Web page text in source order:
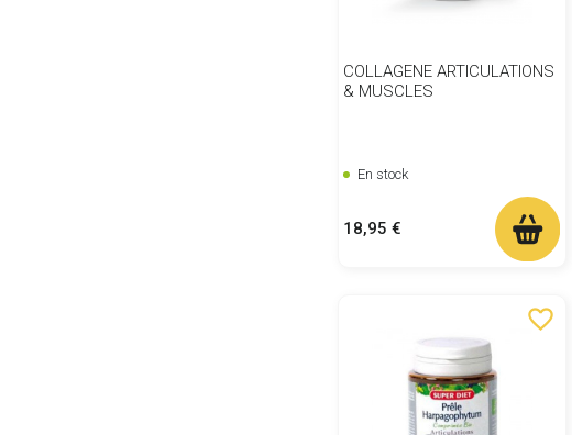
COLLAGENE ARTICULATIONS
& MUSCLES
En stock
Prix
18,95 €
favorite_border